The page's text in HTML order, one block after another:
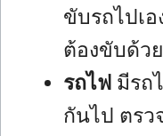
ขับรถไปเ
ต้องขับด้ว
รถไฟ มีรถ
กันไป ตรว